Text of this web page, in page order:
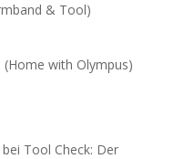
& Tool)
with Olympus)
bei Tool Check: Der